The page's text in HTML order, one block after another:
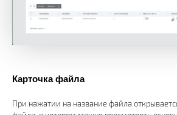
Карточка файла
При нажатии на название файла